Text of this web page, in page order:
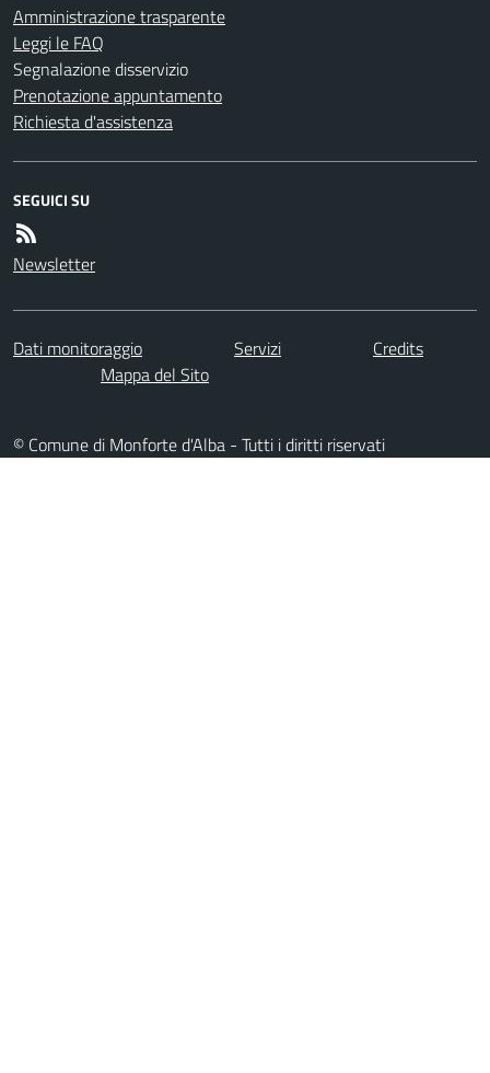
Amministrazione trasparente
Leggi le FAQ
Segnalazione disservizio
Prenotazione appuntamento
Richiesta d'assistenza
SEGUICI SU
Newsletter
Dati monitoraggio Servizi
Credits
Mappa del Sito
© Comune di Monforte d'Alba - Tutti i diritti riservati